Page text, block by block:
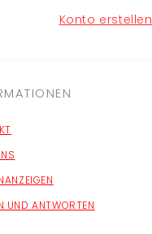
Konto erstellen
UND ANTWORTEN